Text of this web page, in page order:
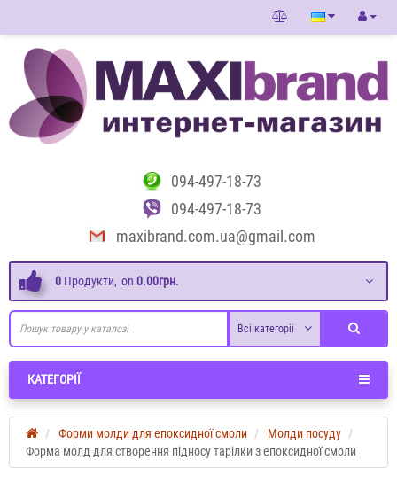
094-497-18-73
094-497-18-73
maxibrand.com.ua@gmail.com
0 Продукти, on 0.00грн.
Всі категоріі
КАТЕГОРІЇ
Форми молди для епоксидної смоли
Молди посуду
Форма молд для створення підносу тарілки з епоксидної смоли